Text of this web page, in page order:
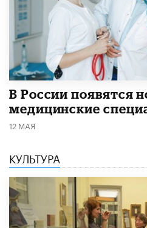
В России появятся
медицинские
12 МАЯ
КУЛЬТУРА